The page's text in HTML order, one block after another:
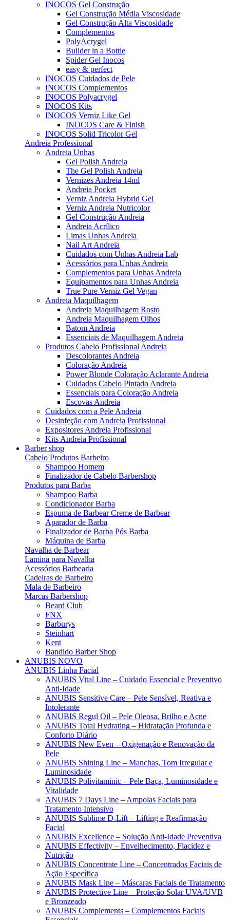
INOCOS Gel Construção
Gel Construção Média Viscosidade
Gel Construção Alta Viscosidade
Complementos
PolyAcrygel
Builder in a Bottle
Spider Gel Inocos
easy & perfect
INOCOS Cuidados de Pele
INOCOS Complementos
INOCOS Polyacrygel
INOCOS Kits
INOCOS Verniz Like Gel
INOCOS Care & Finish
INOCOS Solid Tricolor Gel
Andreia Professional
Andreia Unhas
Gel Polish Andreia
The Gel Polish Andreia
Vernizes Andreia 14ml
Andreia Pocket
Verniz Andreia Hybrid Gel
Verniz Andreia Nutricolor
Gel Construção Andreia
Andreia Acrílico
Limas Unhas Andreia
Nail Art Andreia
Cuidados com Unhas Andreia Lab
Acessórios para Unhas Andreia
Complementos para Unhas Andreia
Equipamentos para Unhas Andreia
True Pure Verniz Gel Vegan
Andreia Maquilhagem
Andreia Maquilhagem Rosto
Andreia Maquilhagem Olhos
Batom Andreia
Essenciais de Maquilhagem Andreia
Produtos Cabelo Profissional Andreia
Descolorantes Andreia
Coloração Andreia
Power Blonde Coloração Aclarante Andreia
Cuidados Cabelo Pintado Andreia
Essenciais para Coloração Andreia
Escovas Andreia
Cuidados com a Pele Andreia
Desinfeção com Andreia Profissional
Expositores Andreia Profissional
Kits Andreia Profissional
Barber shop
Cabelo Produtos Barbeiro
Shampoo Homem
Finalizador de Cabelo Barbershop
Produtos para Barba
Shampoo Barba
Condicionador Barba
Espuma de Barbear Creme de Barbear
Aparador de Barba
Finalizador de Barba Pós Barba
Máquina de Barba
Navalha de Barbear
Lamina para Navalha
Acessórios Barbearia
Cadeiras de Barbeiro
Mala de Barbeiro
Marcas Barbershop
Beard Club
FNX
Barburys
Steinhart
Kent
Bandido Barber Shop
ANUBIS NOVO
ANUBIS Linha Facial
ANUBIS Vital Line – Cuidado Essencial e Preventivo
Anti-Idade
ANUBIS Sensitive Care – Pele Sensível, Reativa e
Intolerante
ANUBIS Regul Oil – Pele Oleosa, Brilho e Acne
ANUBIS Total Hydrating – Hidratação Profunda e
Conforto Diário
ANUBIS New Even – Oxigenação e Renovação da
Pele
ANUBIS Shining Line – Manchas, Tom Irregular e
Luminosidade
ANUBIS Polivitaminic – Pele Baça, Luminosidade e
Vitalidade
ANUBIS 7 Days Line – Ampolas Faciais para
Tratamento Intensivo
ANUBIS Sublime D-Lift – Lifting e Reafirmação
Facial
ANUBIS Excellence – Solução Anti-Idade Preventiva
ANUBIS Effectivity – Envelhecimento, Flacidez e
Nutrição
ANUBIS Concentrate Line – Concentrados Faciais de
Ação Específica
ANUBIS Mask Line – Máscaras Faciais de Tratamento
ANUBIS Protective Line – Proteção Solar UVA/UVB
e Bronzeado
ANUBIS Complements – Complementos Faciais